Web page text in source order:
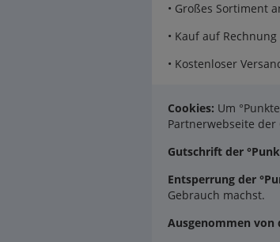
• Großes Sortiment
• Kauf auf Rechnung
• Kostenloser
Cookies: Um
Partnerwebseite
Gutschrift der
Entsperrung der
Gebrauch machst.
Ausgenommen von